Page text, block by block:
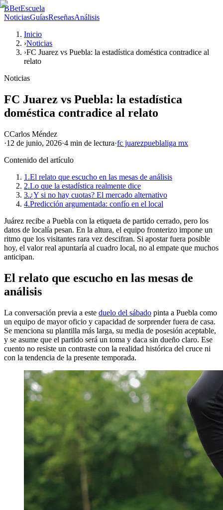
BBetEscuela
NoticiasGuíasReseñasAnálisis
Inicio
›Noticias
›FC Juarez vs Puebla: la estadística doméstica contradice al
relato
Noticias
FC Juarez vs Puebla: la estadística
doméstica contradice al relato
CCarlos Méndez
·12 de junio, 2026·4 min de lectura·fc juarezpueblaliga mx
Contenido del artículo
1.El relato que escucho en las mesas de análisis
2.Lo que la estadística realmente dice
3.¿Y si no hay cuotas? El mercado alternativo
4.Predicción argumentada: confío en el local
Juárez recibe a Puebla con la etiqueta de partido cerrado, pero los
datos de localía pesan. En la altura, el equipo fronterizo impone un
ritmo que los visitantes rara vez descifran. Si apostar fuera posible
hoy, el valor real apuntaría al cuadro local, no al empate que muchos
anticipan.
El relato que escucho en las mesas de
análisis
La conversación previa a este duelo del sábado pinta a Puebla como
un equipo de mayor oficio y capacidad de sorprender fuera de casa.
Se menciona su plantilla más larga, su media de posesión aceptable,
y se asume que el partido será un toma y daca sin dueño claro. Ese
cuento no resiste un contraste con la realidad histórica del cruce ni
con la tendencia de la presente temporada.